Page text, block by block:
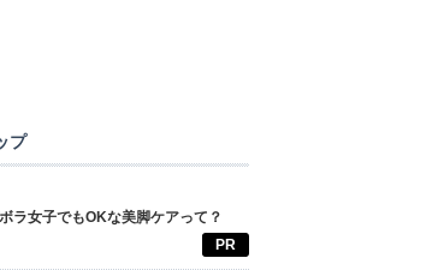
プ
ラ女子でもOKな美脚ケアって？
PR